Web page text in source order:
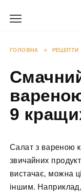
ГОЛОВНА » РЕЦЕПТИ
9
Салат з вареною
звичайних
вистачає, можна
іншим.